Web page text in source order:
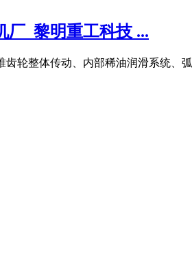
_黎明重工科技 ...
轮整体传动、内部稀油润滑系统、